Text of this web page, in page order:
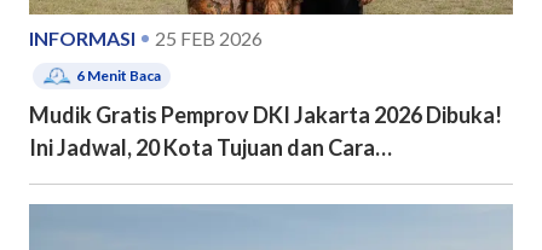
INFORMASI 25 FEB 2026
6 Menit Baca
Mudik Gratis Pemprov DKI Jakarta 2026 Dibuka!
Ini Jadwal, 20 Kota Tujuan dan Cara
Pendaftarannya